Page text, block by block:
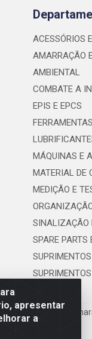
apresentar
a
ACESSÓRIOS
AMARRAÇÃO
AMBIENTAL
COMBATE A
EPIS E EPCS
FERRAMENTAS
MÁQUINAS E
MATERIAL DE
MEDIÇÃO E
SINALIZAÇÃO
SPARE PARTS
Severiano da